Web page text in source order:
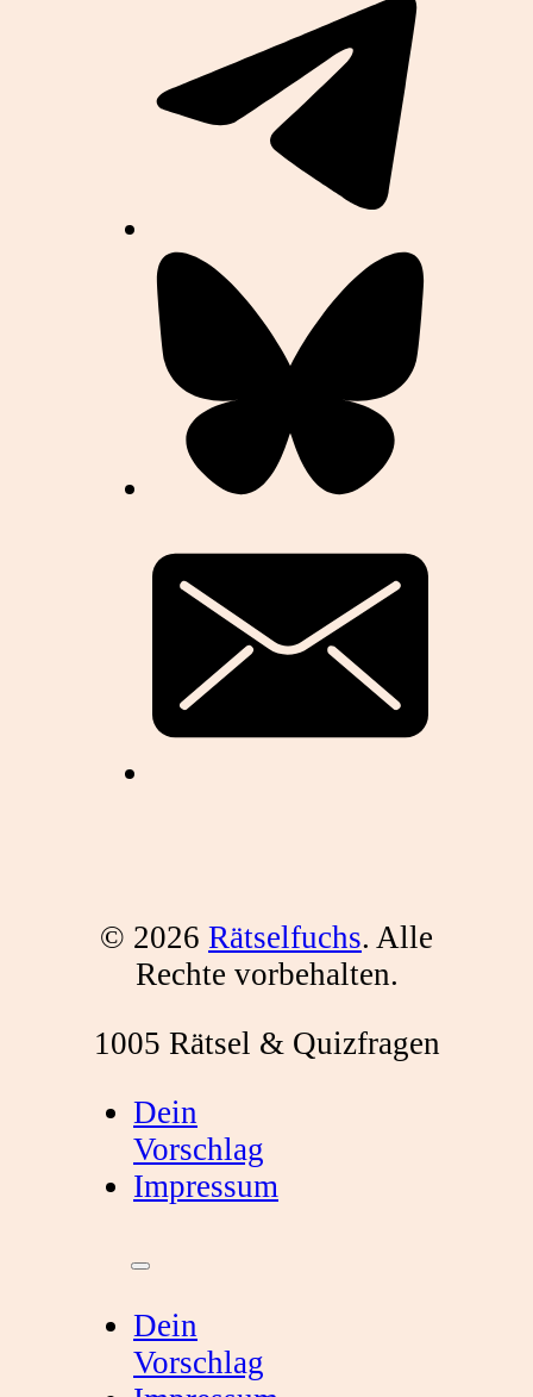
© 2026 Rätselfuchs. Alle
Rechte vorbehalten.
1005 Rätsel & Quizfragen
Dein
Vorschlag
Impressum
Dein
Vorschlag